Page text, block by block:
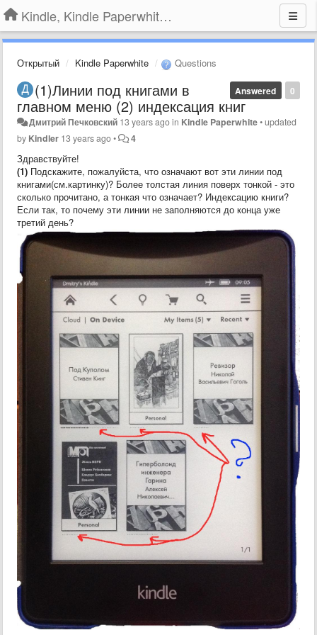
Kindle, Kindle Paperwhite, Kindle Voyage
Открытый Kindle Paperwhite Questions
0
Answered
(1)Линии под книгами в
главном меню (2) индексация книг
Дмитрий Печковский 13 years agoin Kindle Paperwhite•updated
by Kindler 13 years ago• 4
Здравствуйте!
(1) Подскажите, пожалуйста, что означают вот эти линии под
книгами(см.картинку)? Более толстая линия поверх тонкой - это
сколько прочитано, а тонкая что означает? Индексацию книги?
Если так, то почему эти линии не заполняются до конца уже
третий день?